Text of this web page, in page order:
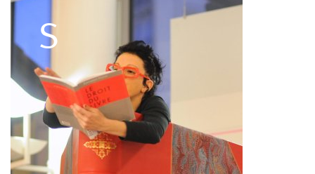
Jean-Pascal Gilly
Jean-Paul Bourel
Laura Girotto Liliana Ferri Marcel Atienzar
Marco Berrettini
Maria Eugenia Lopez Valenzuela
Maria Grazia Noce
Maud Le Pladec
Maxime Gomard
Melanie Venino